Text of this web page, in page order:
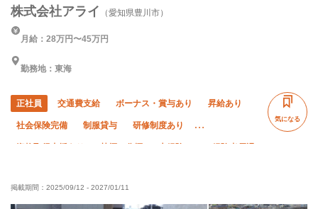
株式会社アライ （愛知県豊川市）
月給：28万円〜45万円
勤務地：東海
正社員 交通費支給 ボーナス・賞与あり 昇給あり
社会保険完備 制服貸与 研修制度あり
資格取得支援あり 禁煙・分煙 未経験OK 経験者優遇
転勤なし
気になる
掲載期間： 2025/09/12 - 2027/01/11